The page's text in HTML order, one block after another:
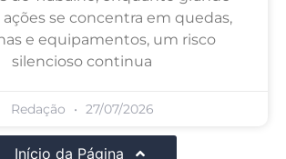
se concentra em quedas,
e equipamentos, um risco
silencioso continua
Redação 27/07/2026
Início da Página